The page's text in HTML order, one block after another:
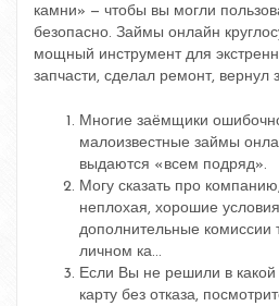
камни» — чтобы вы могли
безопасно. Займы онлайн
мощный инструмент для
запчасти, сделал ремонт, вернул
Многие заёмщики
малоизвестные займы
выдаются «всем подряд».
Могу сказать про
неплохая, хорошие
дополнительные комиссии
личном ка…
Если Вы не решили в
карту без отказа,